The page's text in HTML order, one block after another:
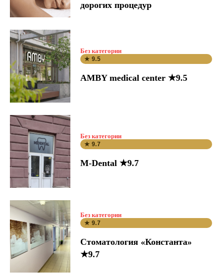
дорогих процедур
Без категории
★ 9.5
AMBY medical center ★9.5
Без категории
★ 9.7
M-Dental ★9.7
Без категории
★ 9.7
Стоматология «Константа»
★9.7